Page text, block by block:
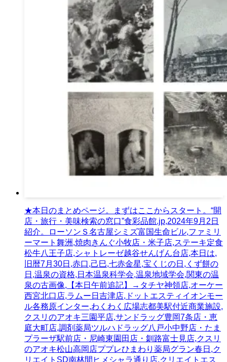
★本日のまとめページ。まずはここからスタート。“開
店・旅行・美味検索の窓口”食彩品館.jp,2024年9月2日
紹介。ローソンＳ名古屋シミズ富国生命ビル,ファミリ
ーマート舞洲,焼肉きんぐ小牧店・米子店,ステーキ定食
松牛八王子店,シャトレーゼ越谷せんげん台店,本日は,
旧暦7月30日,赤口,己巳,七赤金星,宝くじの日,くず餅の
日,温泉の資格,日本温泉科学会,温泉地域学会,関東の温
泉の古画像,【本日午前追記】→タチヤ神領店,オーケー
西宮北口店,ラムー日吉津店,ドットエスティイオンモー
ル各務原インター,わくわく広場志都美駅付近商業施設,
クスリのアオキ三園平店,サンドラッグ豊岡7条店・恵
庭大町店,調剤薬局ツルハドラッグ八戸小中野店・たま
プラーザ駅前店・尼崎東園田店・釧路富士見店,クスリ
のアオキ松山高岡店ププレひまわり薬局グラン春日,ク
リエイトSD南林間ヒメシャラ通り店,クリエイトエス